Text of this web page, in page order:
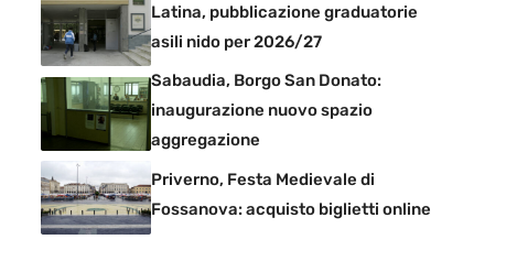
Latina, pubblicazione graduatorie
asili nido per 2026/27
Sabaudia, Borgo San Donato:
inaugurazione nuovo spazio
aggregazione
Priverno, Festa Medievale di
Fossanova: acquisto biglietti online